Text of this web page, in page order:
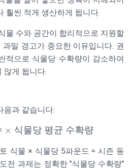
훨씬 적게 생산하게 됩니다.
물 수와 공간이 합리적으로 지원할
밀 경고가 중요한 이유입니다. 권
적으로 식물당 수확량이 감소하여
않게 됩니다.
음과 같습니다:
× 식물당 평균 수확량
식물 × 식물당 5파운드 = 시즌 동
전 과제는 정확한 "식물당 수확량"